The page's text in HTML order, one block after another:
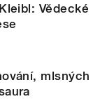
Vědecké
mlsných